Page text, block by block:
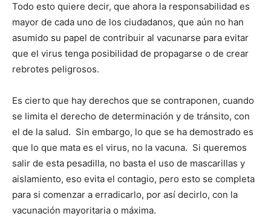
Todo esto quiere decir, que ahora la responsabilidad es
mayor de cada uno de los ciudadanos, que aún no han
asumido su papel de contribuir al vacunarse para evitar
que el virus tenga posibilidad de propagarse o de crear
rebrotes peligrosos.
Es cierto que hay derechos que se contraponen, cuando
se limita el derecho de determinación y de tránsito, con
el de la salud. Sin embargo, lo que se ha demostrado es
que lo que mata es el virus, no la vacuna. Si queremos
salir de esta pesadilla, no basta el uso de mascarillas y
aislamiento, eso evita el contagio, pero esto se completa
para si comenzar a erradicarlo, por así decirlo, con la
vacunación mayoritaria o máxima.